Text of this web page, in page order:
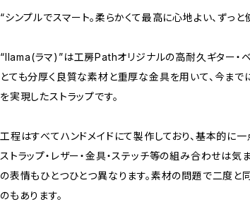
“シンプルでスマート。柔らかくて最高に心地よい、ずっと
“llama(ラマ)”は工房Pathオリジナルの高耐久ギター・ベ
とても分厚く良質な素材と重厚な金具を用いて、今ま
を実現したストラップです。
工程はすべてハンドメイドにて製作しており、基本的に一
ストラップ・レザー・金具・ステッチ等の組み合わせは
の表情もひとつひとつ異なります。素材の問題で二度
のもあります。